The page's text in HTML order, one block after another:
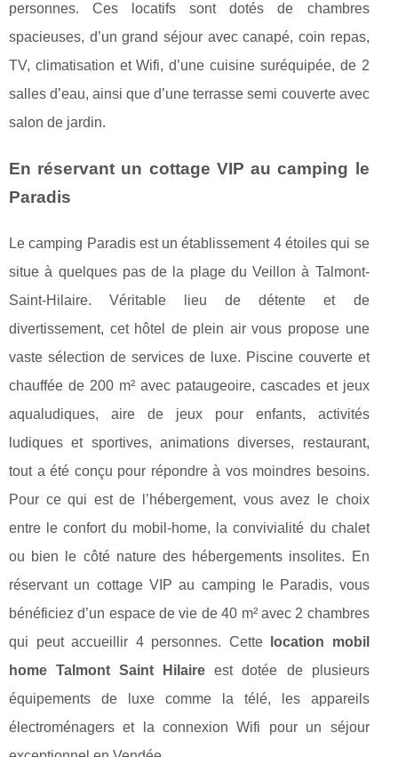
personnes. Ces locatifs sont dotés de chambres
spacieuses, d’un grand séjour avec canapé, coin repas,
TV, climatisation et Wifi, d’une cuisine suréquipée, de 2
salles d’eau, ainsi que d’une terrasse semi couverte avec
salon de jardin.
En réservant un cottage VIP au camping le
Paradis
Le camping Paradis est un établissement 4 étoiles qui se
situe à quelques pas de la plage du Veillon à Talmont-
Saint-Hilaire. Véritable lieu de détente et de
divertissement, cet hôtel de plein air vous propose une
vaste sélection de services de luxe. Piscine couverte et
chauffée de 200 m² avec pataugeoire, cascades et jeux
aqualudiques, aire de jeux pour enfants, activités
ludiques et sportives, animations diverses, restaurant,
tout a été conçu pour répondre à vos moindres besoins.
Pour ce qui est de l’hébergement, vous avez le choix
entre le confort du mobil-home, la convivialité du chalet
ou bien le côté nature des hébergements insolites. En
réservant un cottage VIP au camping le Paradis, vous
bénéficiez d’un espace de vie de 40 m² avec 2 chambres
qui peut accueillir 4 personnes. Cette
location mobil
home Talmont Saint Hilaire est dotée de plusieurs
équipements de luxe comme la télé, les appareils
électroménagers et la connexion Wifi pour un séjour